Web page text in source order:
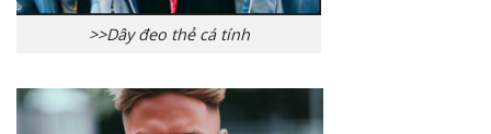
>>Dây đeo thẻ cá tính